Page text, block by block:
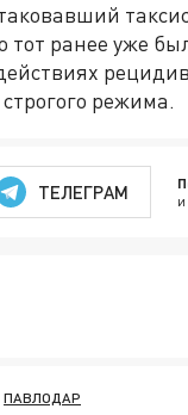
тот ранее уже
режима.
ТЕЛЕГРАМ
ПАВЛОДАР